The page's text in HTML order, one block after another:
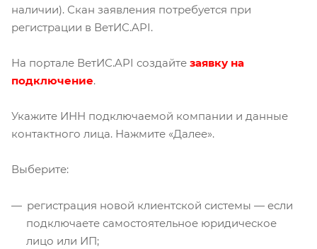
наличии). Скан заявления потребуется при
регистрации в ВетИС.API.
На портале ВетИС.API создайте заявку на
подключение.
Укажите ИНН подключаемой компании и данные
контактного лица. Нажмите «Далее».
Выберите:
регистрация новой клиентской системы — если
подключаете самостоятельное юридическое
лицо или ИП;